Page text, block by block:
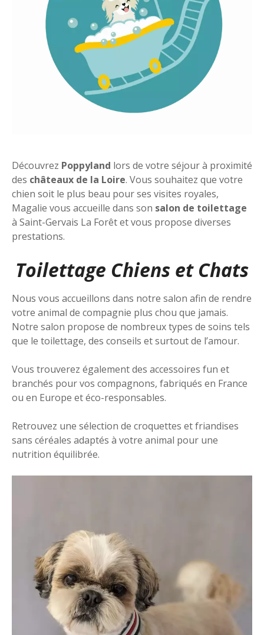
Découvrez Poppyland lors de votre séjour à proximité
des châteaux de la Loire. Vous souhaitez que votre
chien soit le plus beau pour ses visites royales,
Magalie vous accueille dans son salon de toilettage
à Saint-Gervais La Forêt et vous propose diverses
prestations.
Toilettage Chiens et Chats
Nous vous accueillons dans notre salon afin de rendre
votre animal de compagnie plus chou que jamais.
Notre salon propose de nombreux types de soins tels
que le toilettage, des conseils et surtout de l’amour.
Vous trouverez également des accessoires fun et
branchés pour vos compagnons, fabriqués en France
ou en Europe et éco-responsables.
Retrouvez une sélection de croquettes et friandises
sans céréales adaptés à votre animal pour une
nutrition équilibrée.